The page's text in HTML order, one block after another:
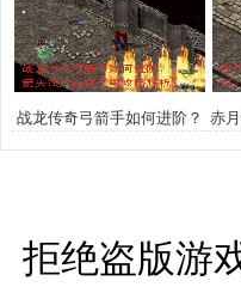
战龙传奇弓箭手如何进阶？
箭矢疾风破敌千里攻略解析
赤
拒绝盗版游